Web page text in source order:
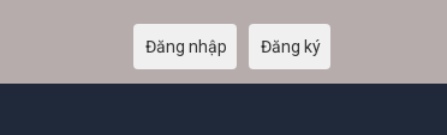
Đăng nhập Đăng ký